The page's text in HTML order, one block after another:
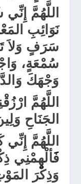
اللَّهُمَّ
نَوَائِبِ
سَرَفٍ وَلاَ
سُمْعَةٍ،
وَجْهَكَ
اللَّهُمَّ
الجَنَاحِ
اللَّهُمَّ إِنِّي
فََألْهِمْنِي
وَذِكْرَ